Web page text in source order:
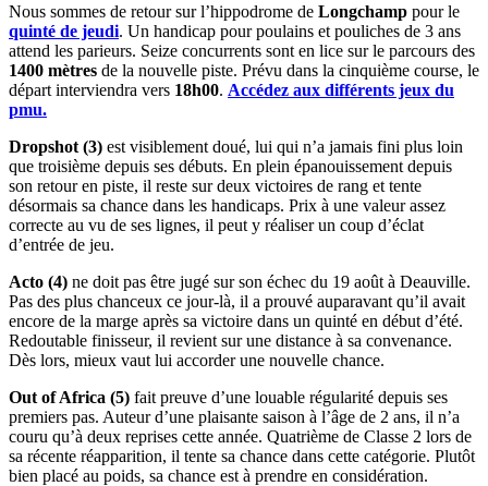
Nous sommes de retour sur l’hippodrome de Longchamp pour le
quinté de jeudi. Un handicap pour poulains et pouliches de 3 ans
attend les parieurs. Seize concurrents sont en lice sur le parcours des
1400 mètres de la nouvelle piste. Prévu dans la cinquième course, le
départ interviendra vers 18h00. Accédez aux différents jeux du
pmu.
Dropshot (3) est visiblement doué, lui qui n’a jamais fini plus loin
que troisième depuis ses débuts. En plein épanouissement depuis
son retour en piste, il reste sur deux victoires de rang et tente
désormais sa chance dans les handicaps. Prix à une valeur assez
correcte au vu de ses lignes, il peut y réaliser un coup d’éclat
d’entrée de jeu.
Acto (4) ne doit pas être jugé sur son échec du 19 août à Deauville.
Pas des plus chanceux ce jour-là, il a prouvé auparavant qu’il avait
encore de la marge après sa victoire dans un quinté en début d’été.
Redoutable finisseur, il revient sur une distance à sa convenance.
Dès lors, mieux vaut lui accorder une nouvelle chance.
Out of Africa (5) fait preuve d’une louable régularité depuis ses
premiers pas. Auteur d’une plaisante saison à l’âge de 2 ans, il n’a
couru qu’à deux reprises cette année. Quatrième de Classe 2 lors de
sa récente réapparition, il tente sa chance dans cette catégorie. Plutôt
bien placé au poids, sa chance est à prendre en considération.